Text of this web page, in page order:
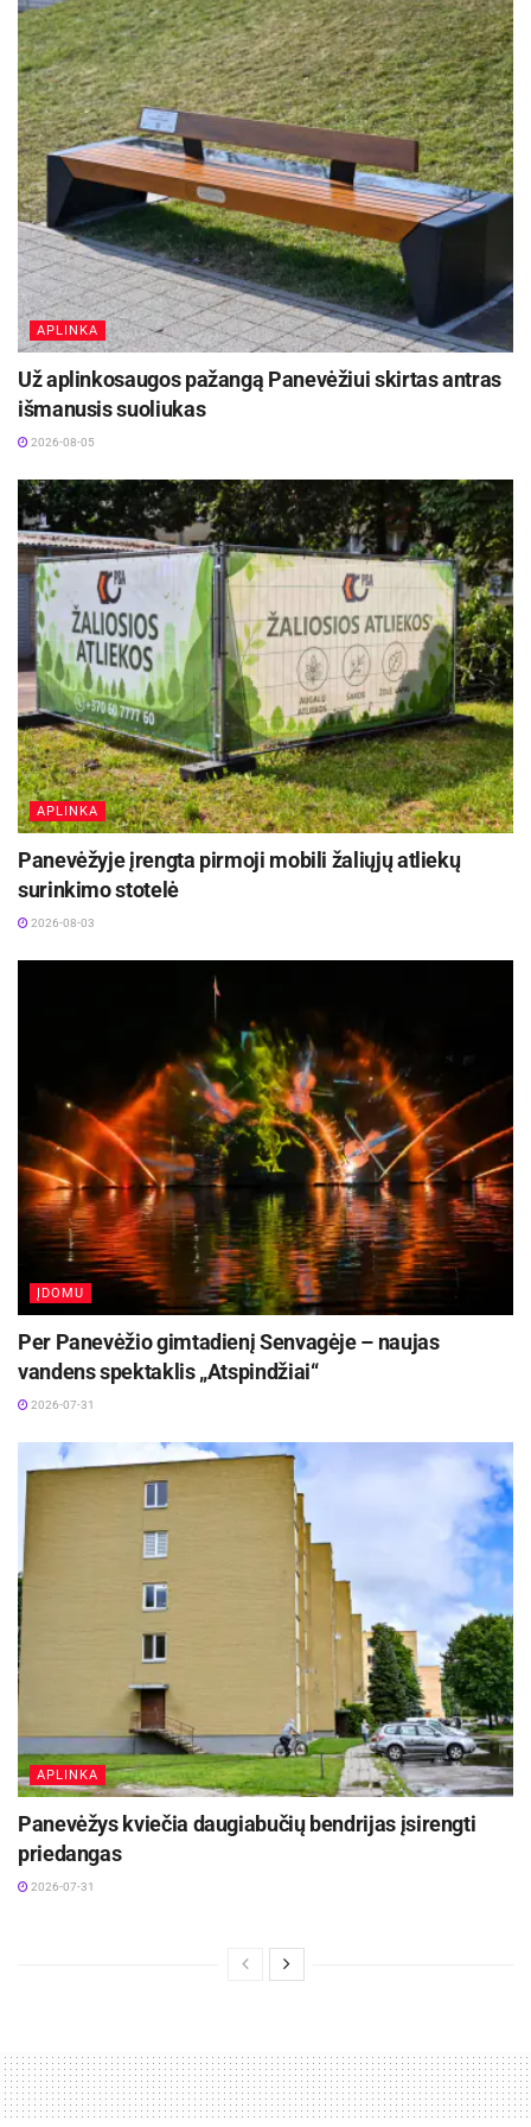
Savivaldybė primena, kad sprendimas
neorganizuoti fejerverkų priimamas nuosekliai
jau ne vienerius metus, atsižvelgiant į gyventojų
saugumą, gyvūnų gerovę bei aplinkos apsaugą.
Toks požiūris atliepia ir augantį visuomenės
poreikį švęsti tvariau bei atsakingiau.
Šaltinis: Panevėžio miesto savivaldybė
Žymos: Šventės
APLINKA
Už aplinkosaugos pažangą Panevėžiui skirtas antras
išmanusis suoliukas
2026-08-05
APLINKA
Panevėžyje įrengta pirmoji mobili žaliųjų atliekų
surinkimo stotelė
2026-08-03
ĮDOMU
Per Panevėžio gimtadienį Senvagėje – naujas
vandens spektaklis „Atspindžiai“
2026-07-31
APLINKA
Panevėžys kviečia daugiabučių bendrijas įsirengti
priedangas
2026-07-31